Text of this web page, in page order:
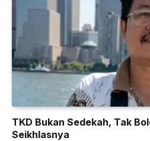
TKD Bukan Sedekah, Tak
Seikhlasnya